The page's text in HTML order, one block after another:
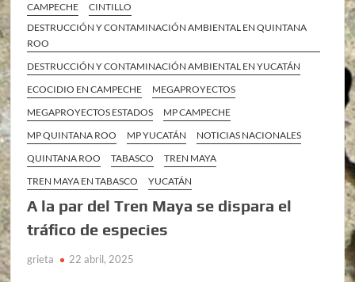
CAMPECHE
CINTILLO
DESTRUCCIÓN Y CONTAMINACIÓN AMBIENTAL EN QUINTANA
ROO
DESTRUCCIÓN Y CONTAMINACIÓN AMBIENTAL EN YUCATÁN
ECOCIDIO EN CAMPECHE
MEGAPROYECTOS
MEGAPROYECTOS ESTADOS
MP CAMPECHE
MP QUINTANA ROO
MP YUCATÁN
NOTICIAS NACIONALES
QUINTANA ROO
TABASCO
TREN MAYA
TREN MAYA EN TABASCO
YUCATÁN
A la par del Tren Maya se dispara el
tráfico de especies
grieta 22 abril, 2025